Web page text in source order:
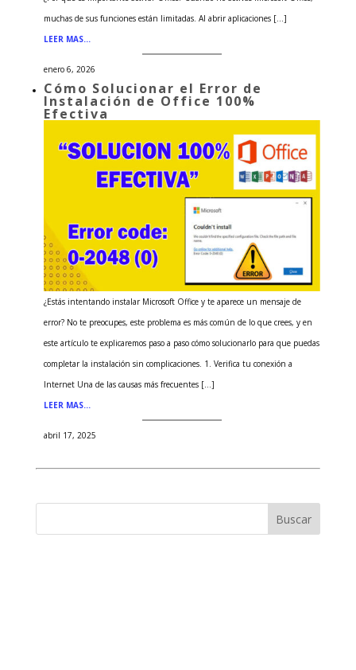
muchas de sus funciones están limitadas. Al abrir aplicaciones […]
LEER MAS…
enero 6, 2026
Cómo Solucionar el Error de
Instalación de Office 100%
Efectiva
¿Estás intentando instalar Microsoft Office y te aparece un mensaje de
error? No te preocupes, este problema es más común de lo que crees, y en
este artículo te explicaremos paso a paso cómo solucionarlo para que puedas
completar la instalación sin complicaciones. 1. Verifica tu conexión a
Internet Una de las causas más frecuentes […]
LEER MAS…
abril 17, 2025
Buscar